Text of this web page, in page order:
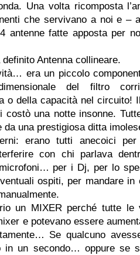
Una volta ricomposta
che servivano a noi e –
antenne fatte apposta per
definito Antenna collineare.
era un piccolo
del filtro
o della capacità nel circuito!
costò una notte insonne.
da una prestigiosa ditta
erano tutti anecoici
con chi parlava
per i Dj, per lo
ospiti, per mandare in
un MIXER perché tutte
e potevano essere
Se qualcuno
in un secondo… oppure se